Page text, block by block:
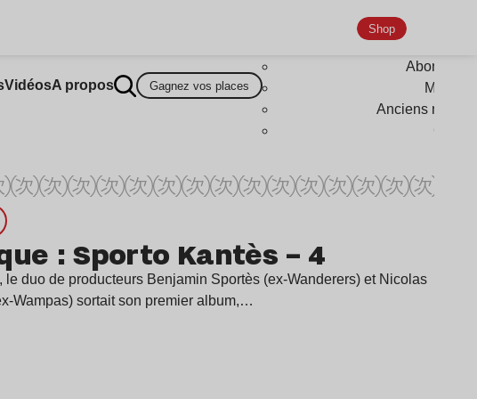
VidéosA propos Gagnez vos places
Shop
Anciens
: Sporto Kantès – 4
le duo de producteurs Benjamin Sportès (ex-Wanderers) et Nicolas
Wampas) sortait son premier album,…